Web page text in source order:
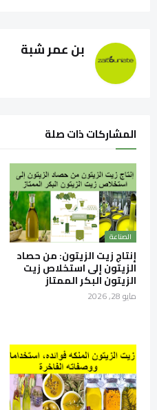
بن عمر شبة
المشاركات ذات صلة
الصناعة
إنتاج زيت الزيتون: من حصاد
الزيتون إلى استخلاص زيت
الزيتون البكر الممتاز
مايو 28, 2026